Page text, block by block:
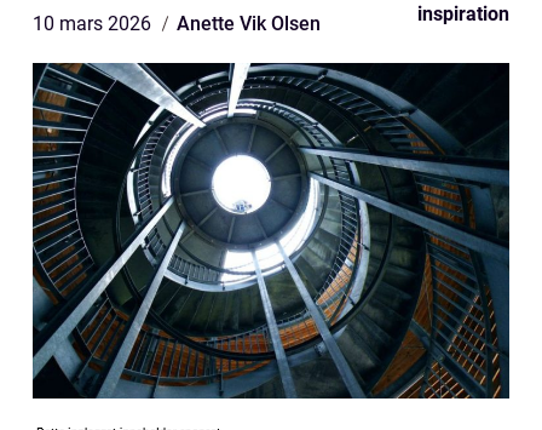
10 mars 2026 Anette Vik Olsen inspiration